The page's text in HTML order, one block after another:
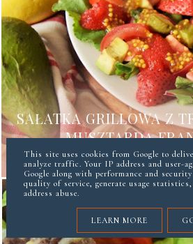
SAŁATKA GRILLOWA Z
MUSZTARDĄ
This site uses cookies from Google to
analyze traffic. Your IP address and user-
Google along with performance and
quality of service, generate usage
address abuse.
LEARN MORE